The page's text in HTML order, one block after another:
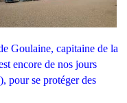
Goulaine, capitaine de la
encore de nos jours
), pour se protéger des